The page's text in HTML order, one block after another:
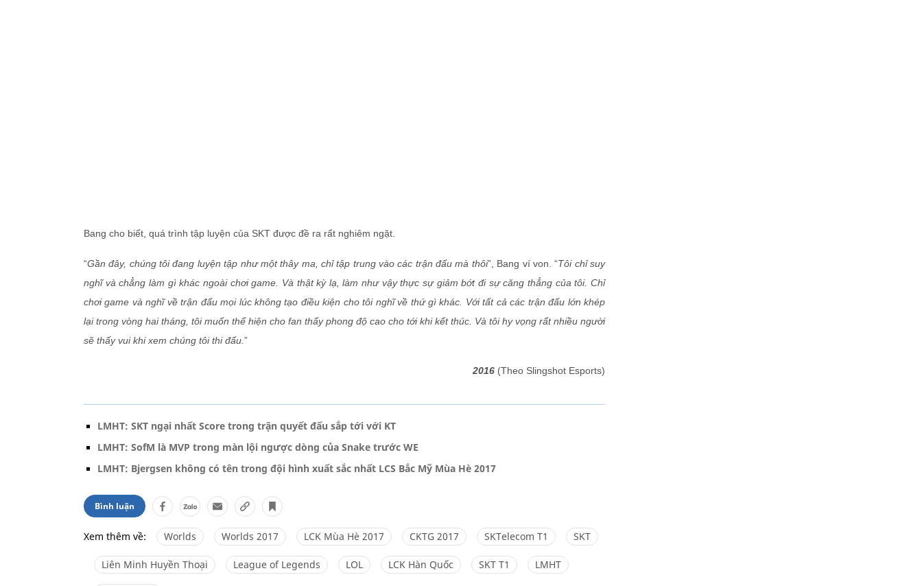
Bang cho biết, quá trình tập luyện của SKT được đề ra rất nghiêm ngặt.
“Gần đây, chúng tôi đang luyện tập như một thây ma, chỉ tập trung vào các trận đấu mà thôi”, Bang ví von. “Tôi chỉ suy
nghĩ và chẳng làm gì khác ngoài chơi game. Và thật kỳ lạ, làm như vậy thực sự giảm bớt đi sự căng thẳng của tôi. Chỉ
chơi game và nghĩ về trận đấu mọi lúc không tạo điều kiện cho tôi nghĩ về thứ gì khác. Với tất cả các trận đấu lớn khép
lại trong vòng hai tháng, tôi muốn thể hiện cho fan thấy phong độ cao cho tới khi kết thúc. Và tôi hy vọng rất nhiều người
sẽ thấy vui khi xem chúng tôi thi đấu. ”
2016 (Theo Slingshot Esports)
LMHT: SKT ngại nhất Score trong trận quyết đấu sắp tới với KT
LMHT: SofM là MVP trong màn lội ngược dòng của Snake trước WE
LMHT: Bjergsen không có tên trong đội hình xuất sắc nhất LCS Bắc Mỹ Mùa Hè 2017
Bình luận
Xem thêm về: Worlds Worlds 2017 LCK Mùa Hè 2017 CKTG 2017 SKTelecom T1 SKT
Liên Minh Huyền Thoại League of Legends LOL LCK Hàn Quốc SKT T1 LMHT